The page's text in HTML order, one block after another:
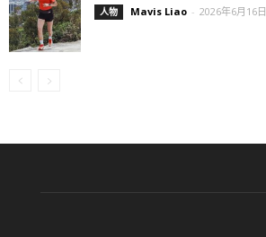
人物 Mavis Liao - 2026年6月16日